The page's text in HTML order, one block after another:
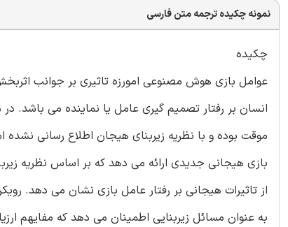
نمونه چکیده ترجمه متن فارسی
چکیده
عوامل بازی هوش مصنوعی امورزه تاثیری بر جوانب
انسان بر رفتار تصمیم گیری عامل یا نماینده می باشد.
موقت بوده و با نظریه زیربنای هیجان اطلاع رسانی نشده
بازی هیجانی جدیدی ارائه می دهد که بر اساس نظریه
از تاثیرات هیجانی بر رفتار عامل بازی نشان می دهد.
به عنوان مسائل زیربنایی اطمینان می دهد که مفایهم